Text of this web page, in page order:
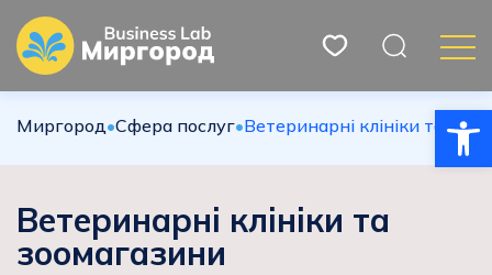
Миргород•Сфера послуг•Ветеринарні клініки та
Ветеринарні клініки та
зоомагазини